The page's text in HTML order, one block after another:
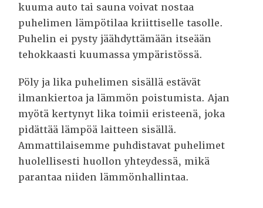
kuuma auto tai sauna voivat nostaa
puhelimen lämpötilaa kriittiselle tasolle.
Puhelin ei pysty jäähdyttämään itseään
tehokkaasti kuumassa ympäristössä.
Pöly ja lika puhelimen sisällä estävät
ilmankiertoa ja lämmön poistumista. Ajan
myötä kertynyt lika toimii eristeenä, joka
pidättää lämpöä laitteen sisällä.
Ammattilaisemme puhdistavat puhelimet
huolellisesti huollon yhteydessä, mikä
parantaa niiden lämmönhallintaa.